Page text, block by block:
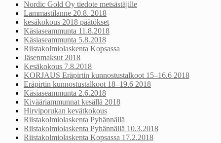
Nordic Gold Oy tiedote metsästäjille
Lammastilanne 20.8. 2018
kesäkokous 2018 päätökset
Käsiaseammunta 11.8.2018
Käsiaseammunta 5.8.2018
Riistakolmiolaskenta Kopsassa
Jäsenmaksut 2018
Kesäkokous 7.8.2018
KORJAUS Eräpirtin kunnostustalkoot 15–16.6 2018
Eräpirtin kunnostustalkoot 18–19.6 2018
Käsiaseammunta 2.6.2018
Kivääriammunnat kesällä 2018
Hirviporukan kevätkokous
Riistakolmiolaskenta Pyhännällä
Riistakolmiolaskenta Pyhännällä 10.3.2018
Riistakolmiolaskenta Kopsassa 17.2.2018